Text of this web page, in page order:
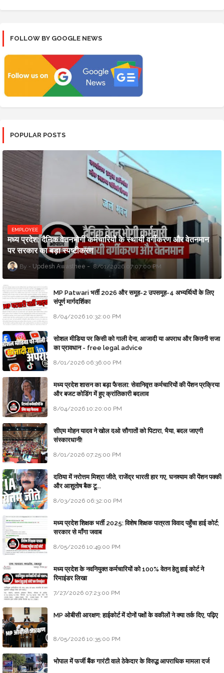
FOLLOW BY GOOGLE NEWS
POPULAR POSTS
EMPLOYEE
मध्य प्रदेश: दैनिक वेतनभोगी कर्मचारियों के स्थायी वर्गीकरण और वेतनमान
पर सरकार का बड़ा स्पष्टीकरण
Updesh Awasthee 8/01/2026 07:07:00 PM
MP Patwari भर्ती 2026 और समूह-2 उपसमूह-4 अभ्यर्थियों के लिए
संपूर्ण मार्गदर्शिका
8/04/2026 10:32:00 PM
सोशल मीडिया पर किसी को गाली देना, आजादी या अपराध और कितनी सजा
का प्रावधान - free legal advice
8/01/2026 06:36:00 PM
मध्य प्रदेश शासन का बड़ा फैसला: सेवानिवृत्त कर्मचारियों की पेंशन प्रक्रिया
और बजट कोडिंग में हुए क्रांतिकारी बदलाव
8/04/2026 10:20:00 PM
सीएम मोहन यादव ने खोल दओ सौगातों को पिटारा, भैया, बदल जाएगी
संस्कारधानी!
8/01/2026 07:25:00 PM
दतिया में नरोत्तम मिश्रा जीते, राजेंद्र भारती हार गए, घनश्याम की पेंशन पक्की
और आशुतोष बैक टू...
8/03/2026 06:32:00 PM
मध्य प्रदेश शिक्षक भर्ती 2025: विशेष शिक्षक पात्रता विवाद पहुँचा हाई कोर्ट;
सरकार से माँगा जवाब
8/05/2026 10:49:00 PM
मध्य प्रदेश के नवनियुक्त कर्मचारियों को 100% वेतन हेतु हाई कोर्ट ने
रिमाइंडर लिखा
7/27/2026 07:23:00 PM
MP ओबीसी आरक्षण: हाईकोर्ट में दोनों पक्षों के वकीलों ने क्या तर्क दिए, पढ़िए
8/05/2026 10:35:00 PM
भोपाल में फर्जी बैंक गारंटी वाले ठेकेदार के विरुद्ध आपराधिक मामला दर्ज